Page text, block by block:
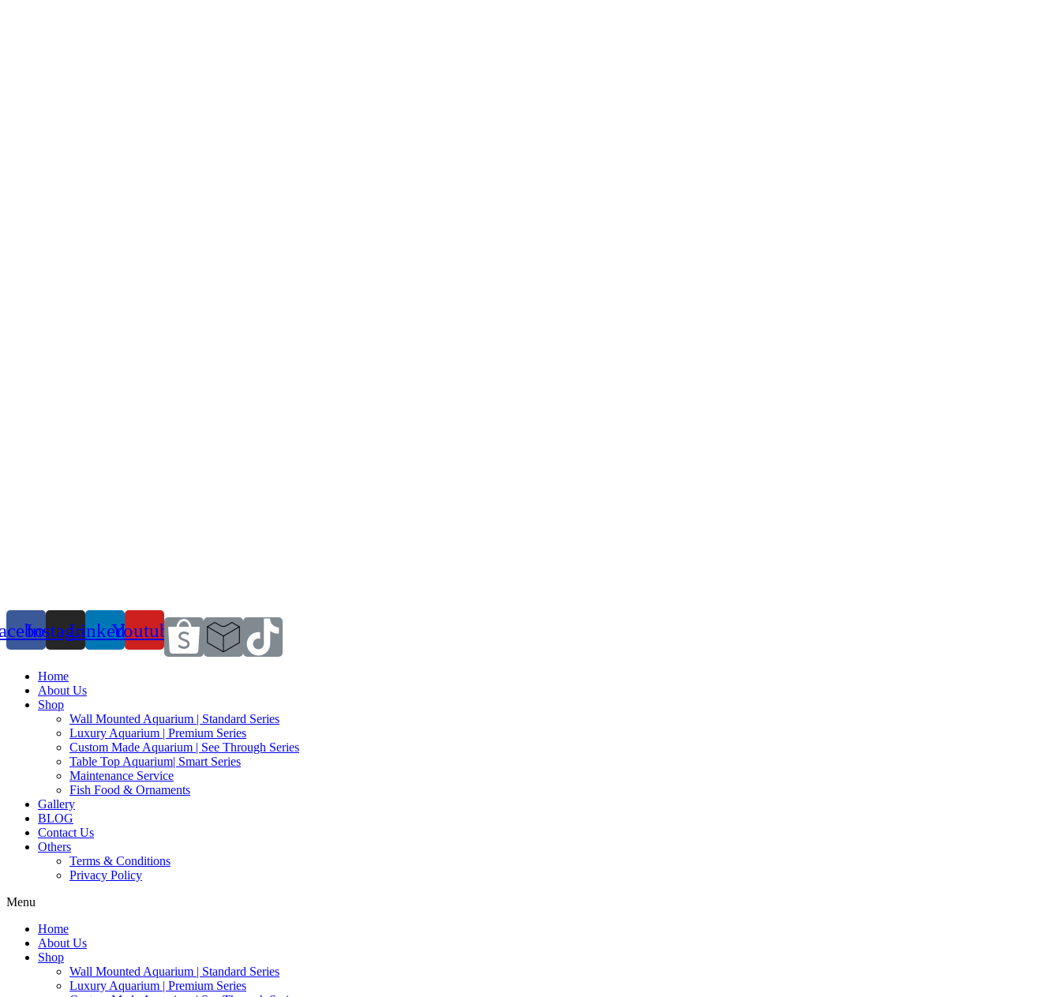
InstagramLinkedinYoutube
Home
About Us
Shop
Wall Mounted Aquarium | Standard Series
Luxury Aquarium | Premium Series
Custom Made Aquarium | See Through Series
Table Top Aquarium| Smart Series
Maintenance Service
Fish Food & Ornaments
Gallery
BLOG
Contact Us
Others
Terms & Conditions
Privacy Policy
Menu
Home
About Us
Shop
Wall Mounted Aquarium | Standard Series
Luxury Aquarium | Premium Series